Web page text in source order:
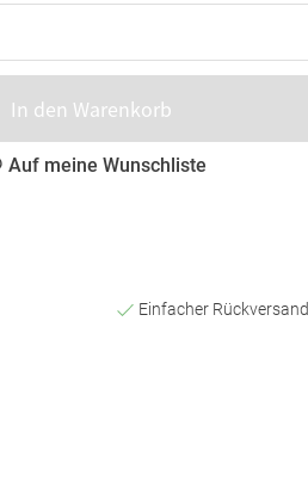
In den Warenkorb
Auf meine Wunschliste
Einfacher Rückversand